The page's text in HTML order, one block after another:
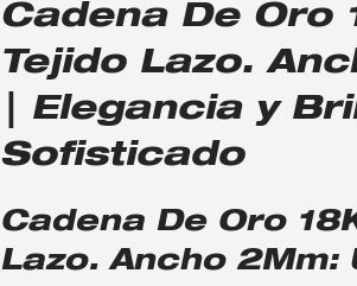
Cadena De Oro
Tejido Lazo.
| Elegancia y
Sofisticado
Cadena De Oro
Lazo. Ancho 2Mm: